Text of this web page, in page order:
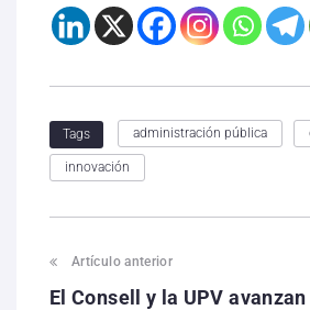
Tags administración pública
innovación
Artículo anterior
El Consell y la UPV